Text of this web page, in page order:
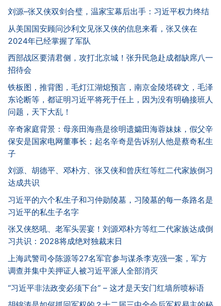
刘源–张又侠双剑合璧，温家宝幕后出手：习近平权力终结
从美国国安顾问沙利文见张又侠的信息来看，张又侠在
2024年已经掌握了军队
西部战区要清君侧，攻打北京城！张升民急赴成都缺席八一
招待会
铁板图，推背图，毛灯江湖熄预言，南京金陵塔碑文，毛泽
东论断等，都证明习近平将死于任上，因为没有明确接班人
问题，天下大乱！
辛奇家庭背景：母亲田海燕是徐明遗孀田海蓉妹妹，假父辛
保安是国家电网董事长；起名辛奇是告诉别人他是蔡奇私生
子
刘源、胡德平、邓朴方、张又侠和曾庆红等红二代家族倒习
达成共识
习近平的六个私生子和习仲勋陵墓，习陵墓的每一条路名是
习近平的私生子名字
张又侠怒吼、老军头罢宴！刘源邓朴方等红二代家族达成倒
习共识：2028将成绝对独裁末日
上海武警司令陈源等27名军官参与谋杀李克强一案，军方
调查并集中关押证人被习近平派人全部消灭
“习近平非法政变必须下台” – 这才是天安门红墙所喷标语